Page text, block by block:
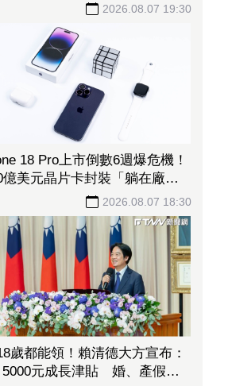
2026.08.07 19:30
18 Pro上市倒數6週爆危機！
億美元晶片卡封裝「躺在廠
恐面臨庫存不足2026.08.07 18:30
歲都能領！賴清德大方宣布：
5000元成長津貼 婚、產假全